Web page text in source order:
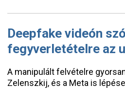
Deepfake videón
fegyverletételre az
A manipulált felvételre
Zelenszkij, és a Meta is